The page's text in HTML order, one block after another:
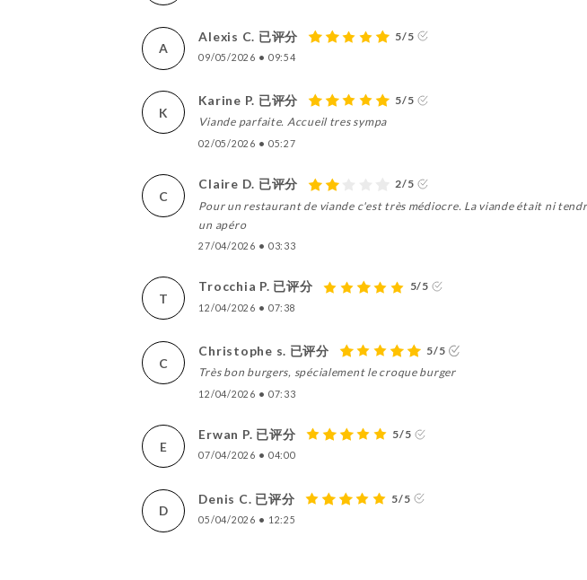
A
Alexis C. 已评分 5/5
09/05/2026 • 09:54
K
Karine P. 已评分
5/5
Viande parfaite. Accueil tres sympa
02/05/2026 • 05:27
C
Claire D. 已评分
2/5
Pour un restaurant de viande c'est très médiocre. La viande était ni
un apéro
27/04/2026 • 03:33
T
Trocchia P. 已评分 5/5
12/04/2026 • 07:38
C
Christophe s. 已评分
5/5
Très bon burgers, spécialement le croque burger
12/04/2026 • 07:33
E
Erwan P. 已评分 5/5
07/04/2026 • 04:00
D
Denis C. 已评分 5/5
05/04/2026 • 12:25